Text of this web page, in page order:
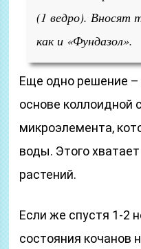
(1 ведро). Вносят
как и «Фундазол».
Еще одно решение –
основе коллоидной
микроэлемента,
воды. Этого
растений.
Если же спустя 1-2
состояния кочанов